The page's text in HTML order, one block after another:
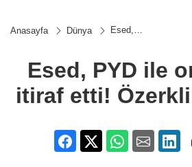
Anasayfa Dünya
Esed,
itiraf etti!
Özerklik
Esed, PYD ile
itiraf etti!